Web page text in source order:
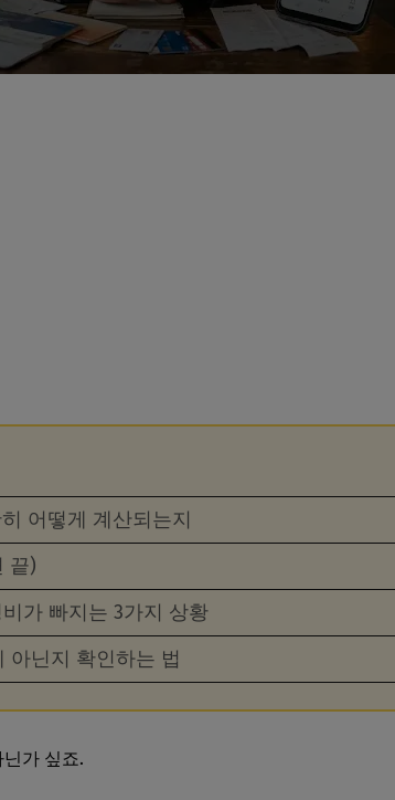
어떻게 계산되는지
끝)
가 빠지는 3가지 상황
아닌지 확인하는 법
가 싶죠.